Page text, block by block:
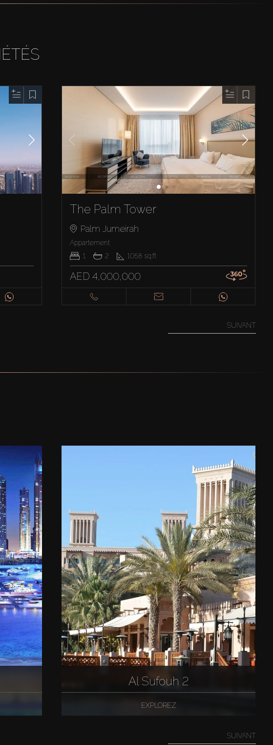
The Palm Tower
Palm Jumeirah
Appartement
1
2 1058 sq.ft
AED 4,000,000
SUIVANT
Al Sufouh 2
EXPLOREZ
SUIVANT